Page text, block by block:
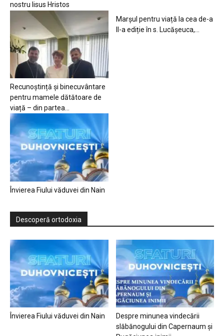
nostru Iisus Hristos
Recunoștință și binecuvântare
pentru mamele dătătoare de
viață – din partea...
Marșul pentru viață la cea de-a
II-a ediție în s. Lucășeuca,...
Învierea Fiului văduvei din Nain
Descoperă ortodoxia
Învierea Fiului văduvei din Nain
Despre minunea vindecării
slăbănogului din Capernaum și